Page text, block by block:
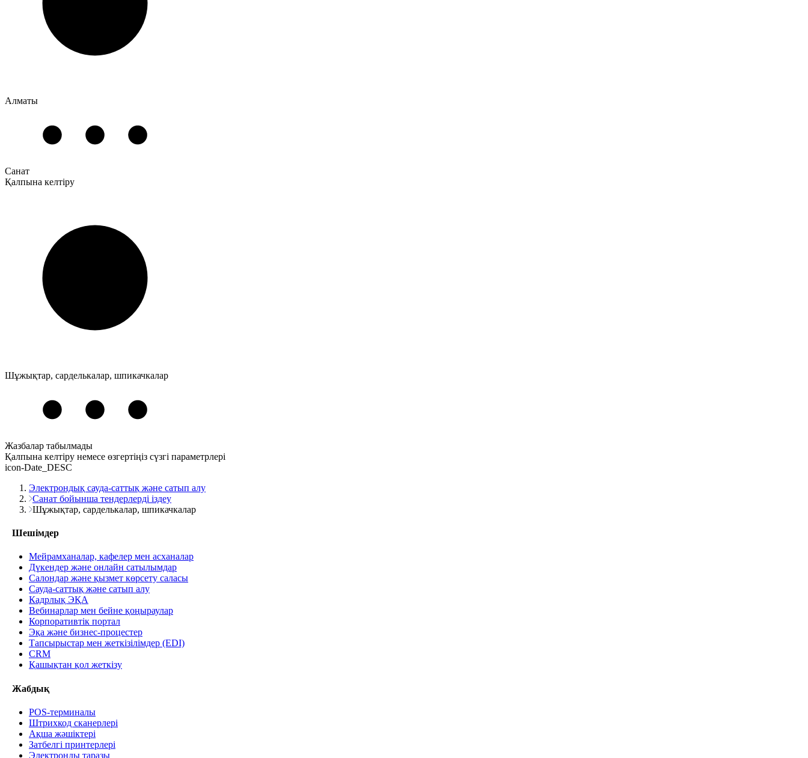
Алматы
Санат
Қалпына келтіру
Шұжықтар, сарделькалар, шпикачкалар
Жазбалар табылмады
Қалпына келтіру немесе өзгертіңіз сүзгі параметрлері
icon-Date_DESC
Электрондық сауда-саттық және сатып алу
Санат бойынша тендерлерді іздеу
Шұжықтар, сарделькалар, шпикачкалар
Шешімдер
Мейрамханалар, кафелер мен асханалар
Дүкендер және онлайн сатылымдар
Салондар және қызмет көрсету саласы
Сауда-саттық және сатып алу
Кадрлық ЭҚА
Вебинарлар мен бейне қоңыраулар
Корпоративтік портал
Эқа және бизнес-процестер
Тапсырыстар мен жеткізілімдер (EDI)
CRM
Қашықтан қол жеткізу
Жабдық
POS-терминалы
Штрихкод сканерлері
Ақша жәшіктері
Затбелгі принтерлері
Электронды таразы